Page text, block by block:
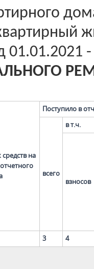
01.01.2021
средств на
Поступило в
всего
в т.ч.
взносов
3 4